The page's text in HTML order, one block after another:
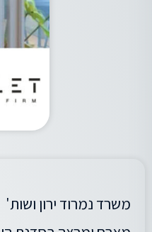
משרד נמרוד ירון ושות'